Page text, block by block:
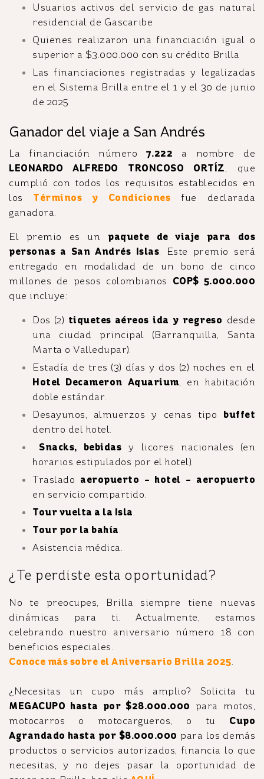
Usuarios activos del servicio de gas natural
residencial de Gascaribe
Quienes realizaron una financiación igual o
superior a $3.000.000 con su crédito Brilla
Las financiaciones registradas y legalizadas
en el Sistema Brilla entre el 1 y el 30 de junio
de 2025
Ganador del viaje a San Andrés
La financiación número 7.222 a nombre de
LEONARDO ALFREDO TRONCOSO ORTÍZ , que
cumplió con todos los requisitos establecidos en
los Términos y Condiciones fue declarada
ganadora.
El premio es un paquete de viaje para dos
personas a San Andrés Islas . Este premio será
entregado en modalidad de un bono de cinco
millones de pesos colombianos COP$ 5.000.000
que incluye:
Dos (2) tiquetes aéreos ida y regreso desde
una ciudad principal (Barranquilla, Santa
Marta o Valledupar).
Estadía de tres (3) días y dos (2) noches en el
Hotel Decameron Aquarium , en habitación
doble estándar.
Desayunos, almuerzos y cenas tipo buffet
dentro del hotel.
Snacks, bebidas y licores nacionales (en
horarios estipulados por el hotel).
Traslado aeropuerto – hotel – aeropuerto
en servicio compartido.
Tour vuelta a la Isla
Tour por la bahía
Asistencia médica.
¿Te perdiste esta oportunidad?
No te preocupes, Brilla siempre tiene nuevas
dinámicas para ti. Actualmente, estamos
celebrando nuestro aniversario número 18 con
beneficios especiales.
Conoce más sobre el Aniversario Brilla 2025
¿Necesitas un cupo más amplio? Solicita tu
MEGACUPO hasta por $28.000.000 para motos,
motocarros o motocargueros, o tu Cupo
Agrandado hasta por $8.000.000 para los demás
productos o servicios autorizados, financia lo que
necesitas, y no dejes pasar la oportunidad de